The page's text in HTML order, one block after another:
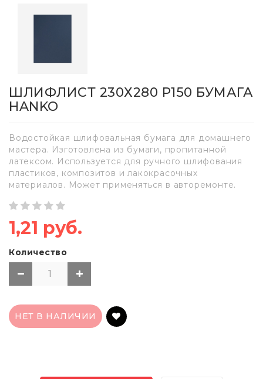
ШЛИФЛИСТ 230Х280 Р150 БУМАГА
HANKO
Водостойкая шлифовальная бумага для домашнего
мастера. Изготовлена из бумаги, пропитанной
латексом. Используется для ручного шлифования
пластиков, композитов и лакокрасочных
материалов. Может применяться в авторемонте.
1,21 руб.
Количество
НЕТ В НАЛИЧИИ